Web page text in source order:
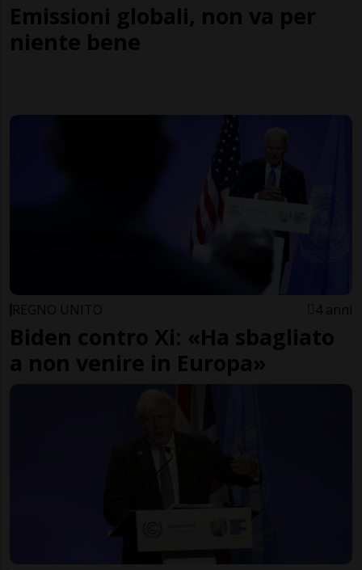
Emissioni globali, non va per
niente bene
REGNO UNITO 4 anni
Biden contro Xi: «Ha sbagliato
a non venire in Europa»